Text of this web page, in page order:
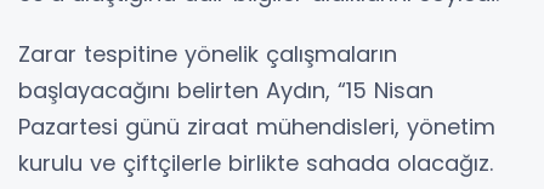
Zarar tespitine yönelik çalışmaların
başlayacağını belirten Aydın, “15 Nisan
Pazartesi günü ziraat mühendisleri, yönetim
kurulu ve çiftçilerle birlikte sahada olacağız.